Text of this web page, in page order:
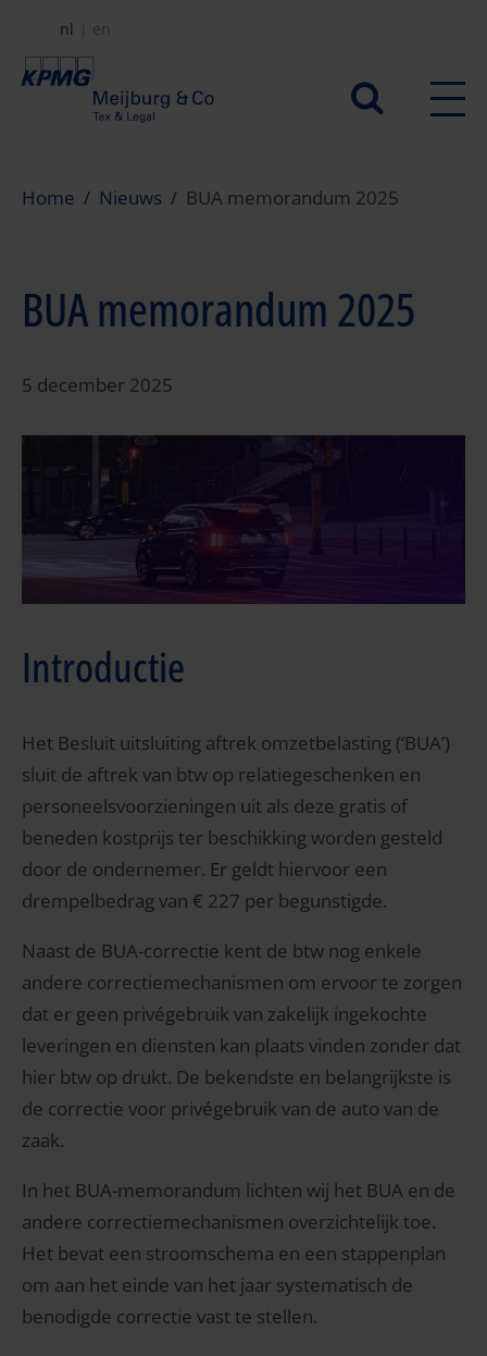
naar
Secundair
nl en
Home Nieuws BUA memorandum 2025
BUA memorandum 2025
5 december 2025
Introductie
Het Besluit uitsluiting aftrek omzetbelasting (‘BUA’)
sluit de aftrek van btw op relatiegeschenken en
personeelsvoorzieningen uit als deze gratis of
beneden kostprijs ter beschikking worden gesteld
door de ondernemer. Er geldt hiervoor een
drempelbedrag van € 227 per begunstigde.
Naast de BUA-correctie kent de btw nog enkele
andere correctiemechanismen om ervoor te zorgen
dat er geen privégebruik van zakelijk ingekochte
leveringen en diensten kan plaats vinden zonder dat
hier btw op drukt. De bekendste en belangrijkste is
de correctie voor privégebruik van de auto van de
zaak.
In het BUA-memorandum lichten wij het BUA en de
andere correctiemechanismen overzichtelijk toe.
Het bevat een stroomschema en een stappenplan
om aan het einde van het jaar systematisch de
benodigde correctie vast te stellen.